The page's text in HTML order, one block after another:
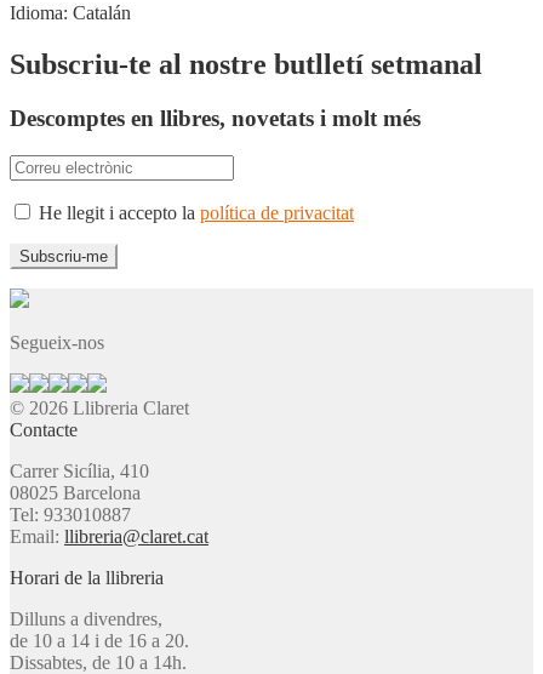
Idioma: Catalán
Subscriu-te al nostre butlletí setmanal
Descomptes en llibres, novetats i molt més
He llegit i accepto la política de privacitat
Segueix-nos
© 2026 Llibreria Claret
Contacte
Carrer Sicília, 410
08025 Barcelona
Tel: 933010887
Email: llibreria@claret.cat
Horari de la llibreria
Dilluns a divendres,
de 10 a 14 i de 16 a 20.
Dissabtes, de 10 a 14h.